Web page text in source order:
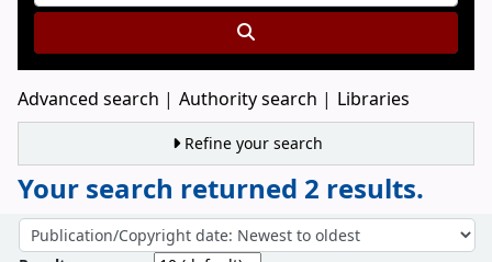
Advanced search Authority search Libraries
Refine your search
Your search returned 2 results.
Sort by: